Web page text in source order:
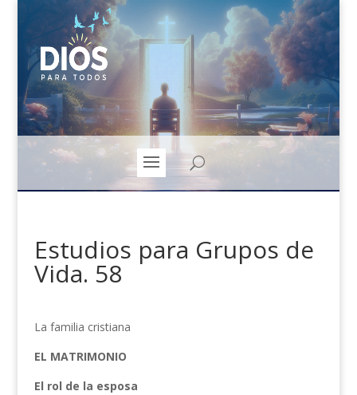
Estudios para Grupos de
Vida. 58
La familia cristiana
EL MATRIMONIO
El rol de la esposa